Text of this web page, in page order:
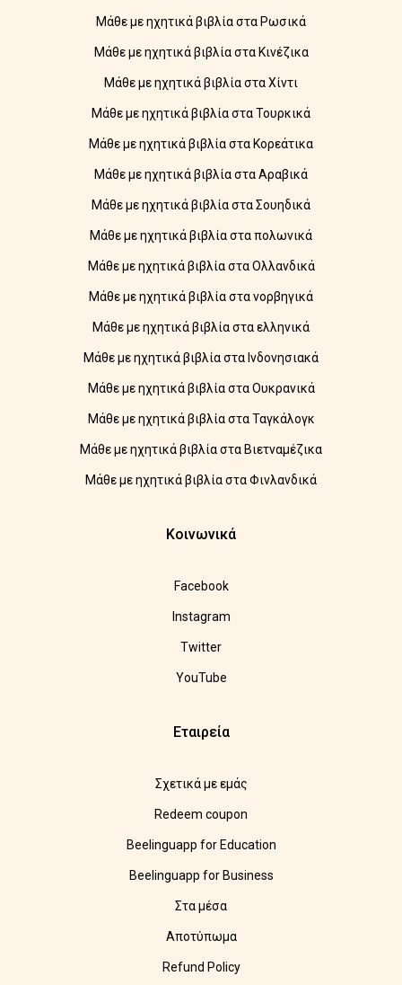
Μάθε με ηχητικά βιβλία στα Ρωσικά
Μάθε με ηχητικά βιβλία στα Κινέζικα
Μάθε με ηχητικά βιβλία στα Χίντι
Μάθε με ηχητικά βιβλία στα Τουρκικά
Μάθε με ηχητικά βιβλία στα Κορεάτικα
Μάθε με ηχητικά βιβλία στα Αραβικά
Μάθε με ηχητικά βιβλία στα Σουηδικά
Μάθε με ηχητικά βιβλία στα πολωνικά
Μάθε με ηχητικά βιβλία στα Ολλανδικά
Μάθε με ηχητικά βιβλία στα νορβηγικά
Μάθε με ηχητικά βιβλία στα ελληνικά
Μάθε με ηχητικά βιβλία στα Ινδονησιακά
Μάθε με ηχητικά βιβλία στα Ουκρανικά
Μάθε με ηχητικά βιβλία στα Ταγκάλογκ
Μάθε με ηχητικά βιβλία στα Βιετναμέζικα
Μάθε με ηχητικά βιβλία στα Φινλανδικά
Κοινωνικά
Facebook
Instagram
Twitter
YouTube
Εταιρεία
Σχετικά με εμάς
Redeem coupon
Beelinguapp for Education
Beelinguapp for Business
Στα μέσα
Αποτύπωμα
Refund Policy